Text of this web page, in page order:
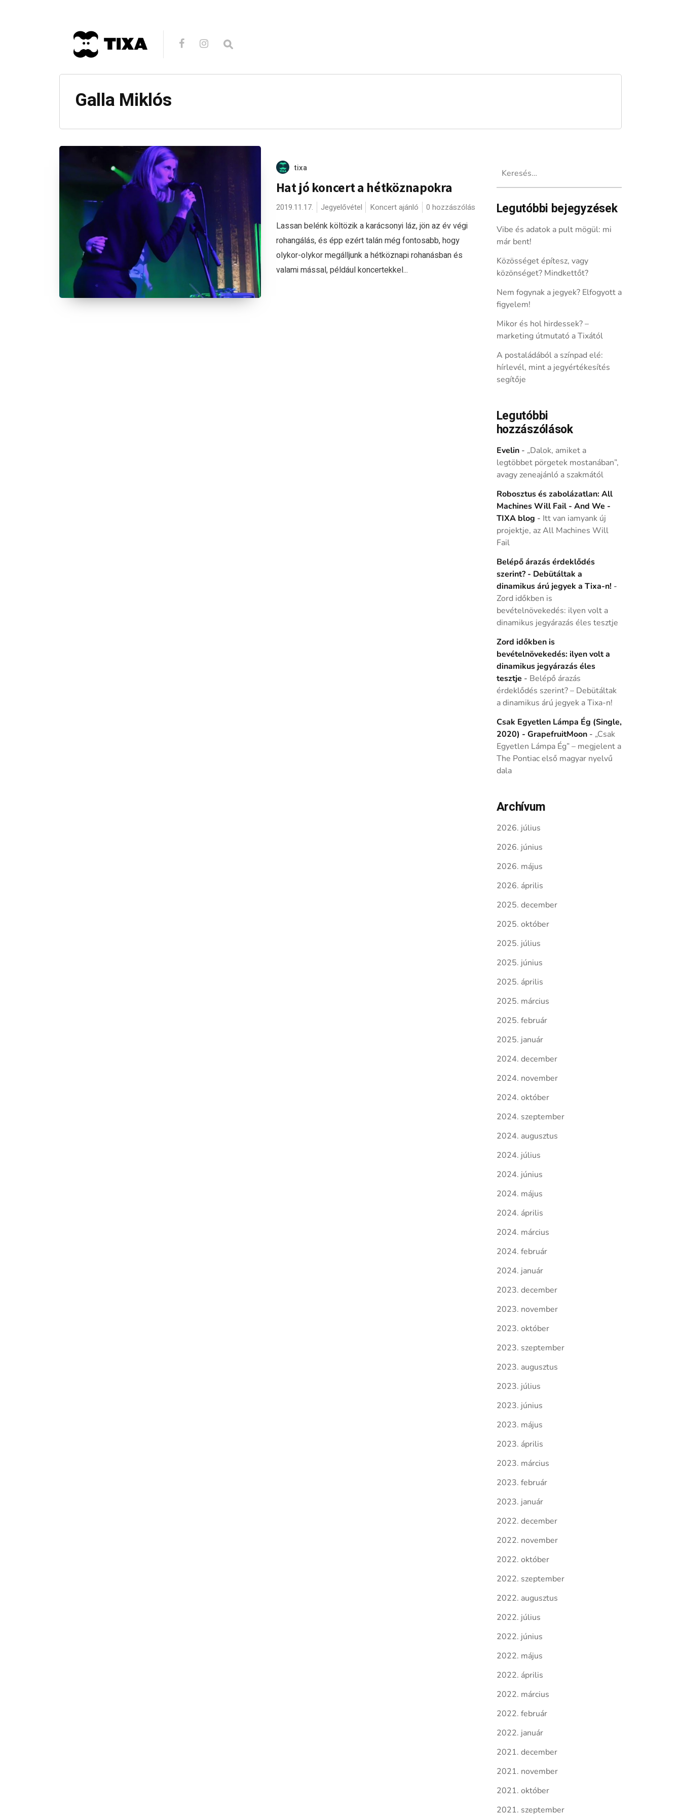
Galla Miklós
tixa
Hat jó koncert a hétköznapokra
2019.11.17. Jegyelővétel Koncert ajánló 0 hozzászólás
Lassan belénk költözik a karácsonyi láz, jön az év végi
rohangálás, és épp ezért talán még fontosabb, hogy
olykor-olykor megálljunk a hétköznapi rohanásban és
valami mással, például koncertekkel...
Legutóbbi bejegyzések
Vibe és adatok a pult mögül: mi
már bent!
Közösséget építesz, vagy
közönséget? Mindkettőt?
Nem fogynak a jegyek? Elfogyott a
figyelem!
Mikor és hol hirdessek? –
marketing útmutató a Tixától
A postaládából a színpad elé:
hírlevél, mint a jegyértékesítés
segítője
Legutóbbi
hozzászólások
Evelin- „Dalok, amiket a
legtöbbet pörgetek mostanában”,
avagy zeneajánló a szakmától
Robosztus és zabolázatlan: All
Machines Will Fail - And We -
TIXA blog - Itt van iamyank új
projektje, az All Machines Will
Fail
Belépő árazás érdeklődés
szerint? - Debütáltak a
dinamikus árú jegyek a Tixa-n! -
Zord időkben is
bevételnövekedés: ilyen volt a
dinamikus jegyárazás éles tesztje
Zord időkben is
bevételnövekedés: ilyen volt a
dinamikus jegyárazás éles
tesztje - Belépő árazás
érdeklődés szerint? – Debütáltak
a dinamikus árú jegyek a Tixa-n!
Csak Egyetlen Lámpa Ég (Single,
2020) - GrapefruitMoon- „Csak
Egyetlen Lámpa Ég” – megjelent a
The Pontiac első magyar nyelvű
dala
Archívum
2026. július
2026. június
2026. május
2026. április
2025. december
2025. október
2025. július
2025. június
2025. április
2025. március
2025. február
2025. január
2024. december
2024. november
2024. október
2024. szeptember
2024. augusztus
2024. július
2024. június
2024. május
2024. április
2024. március
2024. február
2024. január
2023. december
2023. november
2023. október
2023. szeptember
2023. augusztus
2023. július
2023. június
2023. május
2023. április
2023. március
2023. február
2023. január
2022. december
2022. november
2022. október
2022. szeptember
2022. augusztus
2022. július
2022. június
2022. május
2022. április
2022. március
2022. február
2022. január
2021. december
2021. november
2021. október
2021. szeptember